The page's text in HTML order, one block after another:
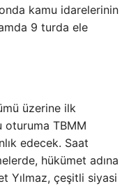
kamu idarelerinin
9 turda ele
üzerine ilk
oturuma TBMM
edecek. Saat
hükümet adına
Yılmaz, çeşitli siyasi